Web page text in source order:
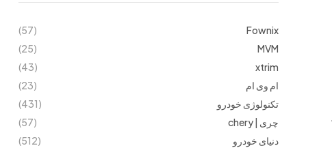
Fownix
(57)
MVM
(25)
xtrim
(43)
ام وی ام
(23)
تکنولوژی خودرو
(431)
چری | chery
(57)
دنیای خودرو
(512)